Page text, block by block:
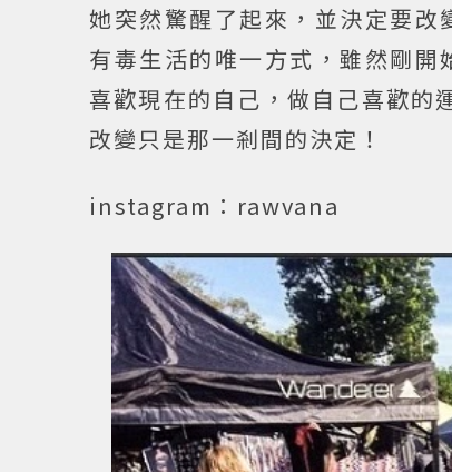
她突然驚醒了起來，並決定要
有毒生活的唯一方式，雖然剛
喜歡現在的自己，做自己喜歡
改變只是那一剎間的決定！
instagram：rawvana